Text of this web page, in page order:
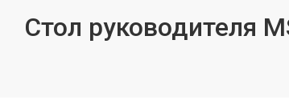
Стол руководителя